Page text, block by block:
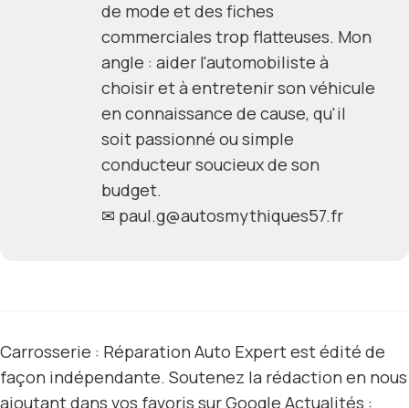
de mode et des fiches
commerciales trop flatteuses. Mon
angle : aider l'automobiliste à
choisir et à entretenir son véhicule
en connaissance de cause, qu'il
soit passionné ou simple
conducteur soucieux de son
budget.
✉ paul.g@autosmythiques57.fr
Carrosserie : Réparation Auto Expert est édité de
façon indépendante. Soutenez la rédaction en nous
ajoutant dans vos favoris sur Google Actualités :